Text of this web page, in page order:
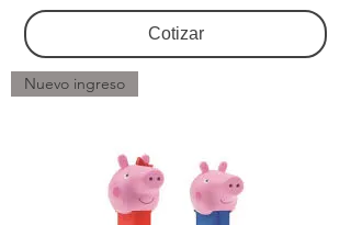
Cotizar
Nuevo ingreso